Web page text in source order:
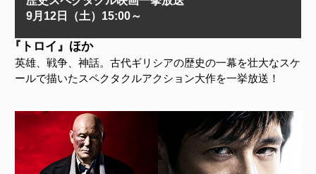
9月12日（土）15:00～
『トロイ』ほか
英雄、戦争、神話。古代ギリシアの歴史の一幕を壮大なスケ
ールで描いたスペクタクルアクション大作を一挙放送！